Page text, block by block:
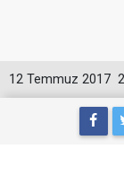
12 Temmuz 2017